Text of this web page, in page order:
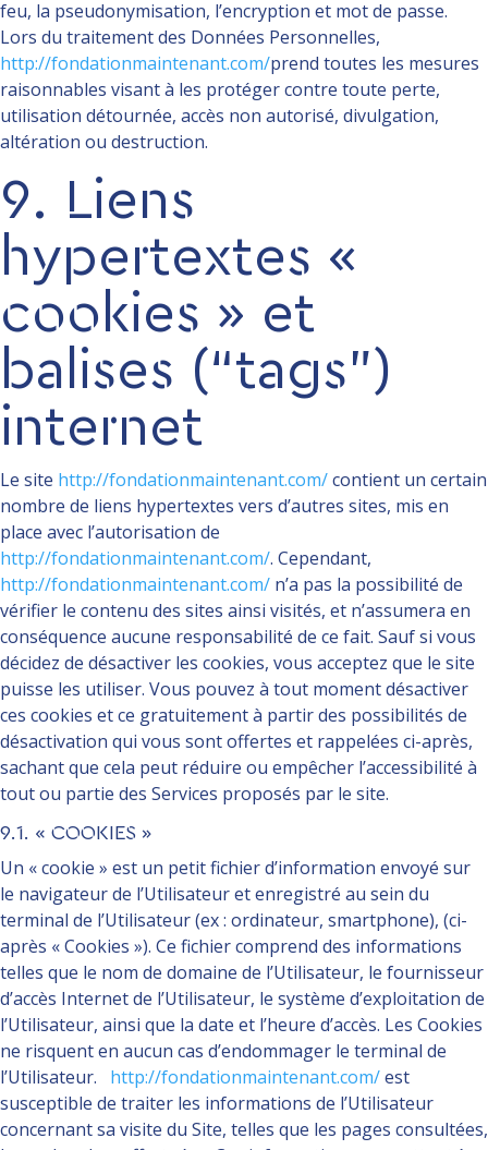
feu, la pseudonymisation, l’encryption et mot de passe.
Lors du traitement des Données Personnelles,
http://fondationmaintenant.com/prend toutes les mesures
raisonnables visant à les protéger contre toute perte,
utilisation détournée, accès non autorisé, divulgation,
altération ou destruction.
9. Liens
hypertextes «
cookies » et
balises (“tags”)
internet
Le site http://fondationmaintenant.com/contient un certain
nombre de liens hypertextes vers d’autres sites, mis en
place avec l’autorisation de
http://fondationmaintenant.com/. Cependant,
http://fondationmaintenant.com/ n’a pas la possibilité de
vérifier le contenu des sites ainsi visités, et n’assumera en
conséquence aucune responsabilité de ce fait. Sauf si vous
décidez de désactiver les cookies, vous acceptez que le site
puisse les utiliser. Vous pouvez à tout moment désactiver
ces cookies et ce gratuitement à partir des possibilités de
désactivation qui vous sont offertes et rappelées ci-après,
sachant que cela peut réduire ou empêcher l’accessibilité à
tout ou partie des Services proposés par le site.
9.1. « COOKIES »
Un « cookie » est un petit fichier d’information envoyé sur
le navigateur de l’Utilisateur et enregistré au sein du
terminal de l’Utilisateur (ex : ordinateur, smartphone), (ci-
après « Cookies »). Ce fichier comprend des informations
telles que le nom de domaine de l’Utilisateur, le fournisseur
d’accès Internet de l’Utilisateur, le système d’exploitation de
l’Utilisateur, ainsi que la date et l’heure d’accès. Les Cookies
ne risquent en aucun cas d’endommager le terminal de
l’Utilisateur. http://fondationmaintenant.com/est
susceptible de traiter les informations de l’Utilisateur
concernant sa visite du Site, telles que les pages consultées,